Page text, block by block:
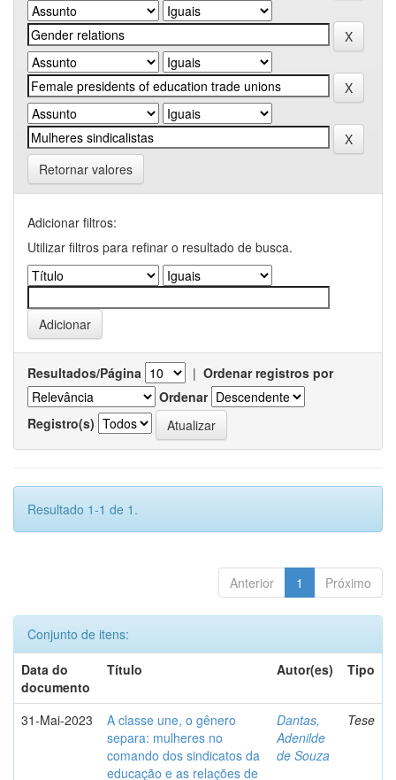
Retornar valores
Adicionar filtros:
Utilizar filtros para refinar o resultado de busca.
Resultados/Página | Ordenar registros por
Ordenar
Registro(s)
Resultado 1-1 de 1.
Anterior 1 Próximo
Conjunto de itens:
Data do
documento
Título Autor(es) Tipo
31-Mai-2023
A classe une, o gênero
separa: mulheres no
comando dos sindicatos da
educação e as relações de
Dantas,
Adenilde
de Souza
Tese